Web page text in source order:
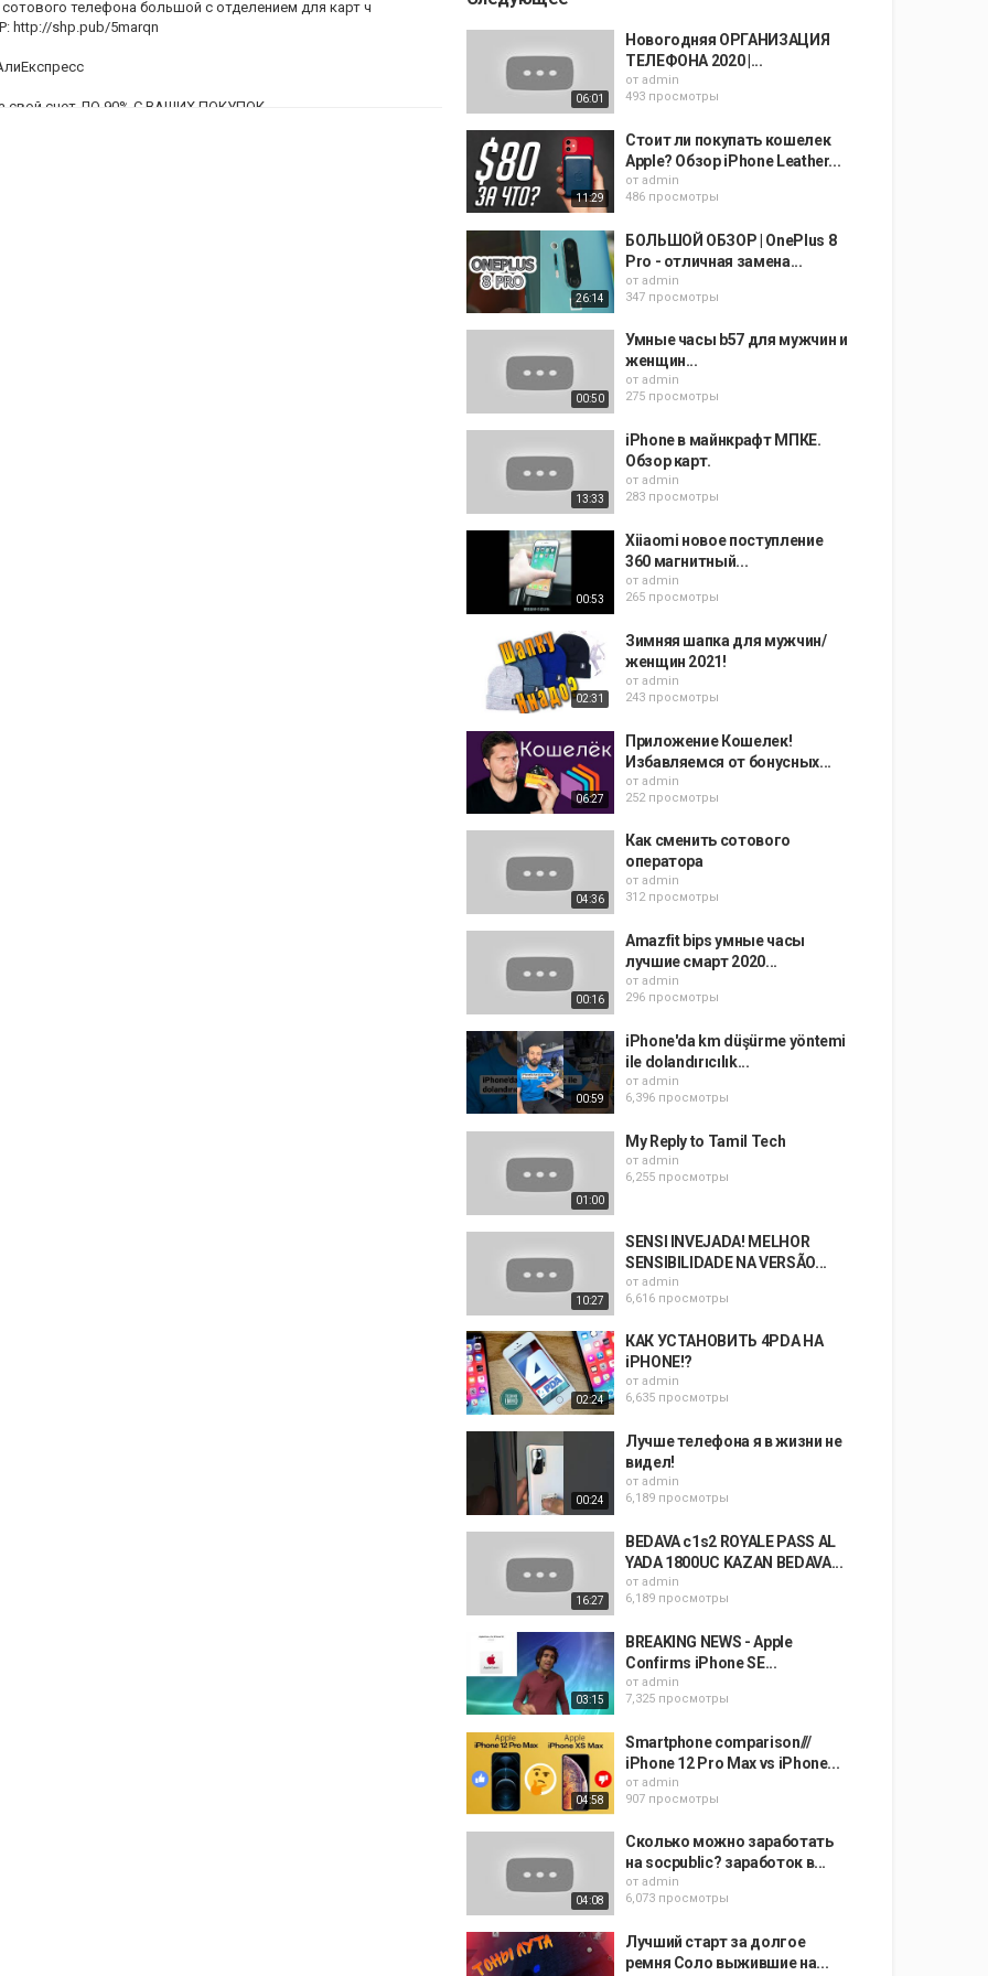
телефона большой с отделением для карт ч
http://shp.pub/5marqn
свой счет ДО 90% С ВАШИХ ПОКУПОК
06:01
Новогодняя ОРГАНИЗАЦИЯ
ТЕЛЕФОНА 2020 |...
от admin
493 просмотры
11:29
Стоит ли покупать кошелек
Apple? Обзор iPhone Leather...
от admin
486 просмотры
26:14
БОЛЬШОЙ ОБЗОР | OnePlus 8
Pro - отличная замена...
от admin
347 просмотры
00:50
Умные часы b57 для мужчин и
женщин...
от admin
275 просмотры
13:33
iPhone в майнкрафт МПКЕ.
Обзор карт.
от admin
283 просмотры
00:53
Xiiaomi новое поступление
360 магнитный...
от admin
265 просмотры
02:31
Зимняя шапка для мужчин/
женщин 2021!
от admin
243 просмотры
06:27
Приложение Кошелек!
Избавляемся от бонусных...
от admin
252 просмотры
04:36
Как сменить сотового
оператора
от admin
312 просмотры
00:16
Amazfit bips умные часы
лучшие смарт 2020...
от admin
296 просмотры
00:59
iPhone'da km düşürme yöntemi
ile dolandırıcılık...
от admin
6,396 просмотры
01:00
My Reply to Tamil Tech
от admin
6,255 просмотры
10:27
SENSI INVEJADA! MELHOR
SENSIBILIDADE NA VERSÃO...
от admin
6,616 просмотры
02:24
КАК УСТАНОВИТЬ 4PDA НА
iPHONE!?
от admin
6,635 просмотры
00:24
Лучше телефона я в жизни не
видел!
от admin
6,189 просмотры
16:27
BEDAVA c1s2 ROYALE PASS AL
YADA 1800UC KAZAN BEDAVA...
от admin
6,189 просмотры
03:15
BREAKING NEWS - Apple
Confirms iPhone SE...
от admin
7,325 просмотры
04:58
Smartphone comparison///
iPhone 12 Pro Max vs iPhone...
от admin
907 просмотры
04:08
Сколько можно заработать
на socpublic? заработок в...
от admin
6,073 просмотры
Лучший старт за долгое
ремня Соло выжившие на...